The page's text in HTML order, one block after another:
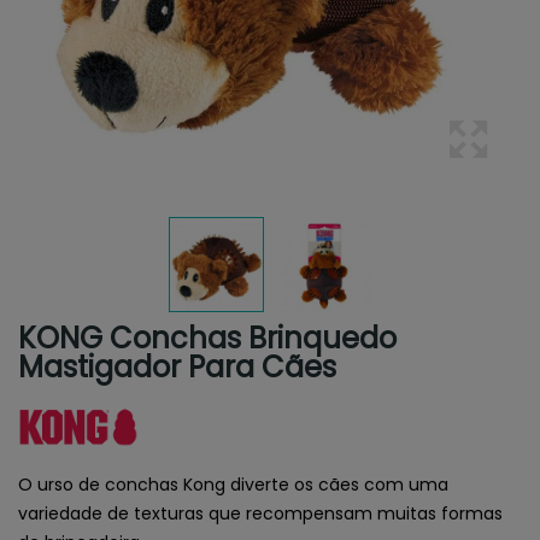
KONG Conchas Brinquedo
Mastigador Para Cães
O urso de conchas Kong diverte os cães com uma
variedade de texturas que recompensam muitas formas